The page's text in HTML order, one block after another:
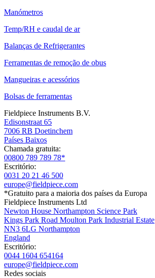
Manómetros
Temp/RH e caudal de ar
Balanças de Refrigerantes
Ferramentas de remoção de obus
Mangueiras e acessórios
Bolsas de ferramentas
Fieldpiece Instruments B.V.
Edisonstraat 65
7006 RB Doetinchem
Países Baixos
Chamada gratuita:
00800 789 789 78*
Escritório:
0031 20 21 46 500
europe@fieldpiece.com
*Gratuito para a maioria dos países da Europa
Fieldpiece Instruments Ltd
Newton House Northampton Science Park
Kings Park Road Moulton Park Industrial Estate
NN3 6LG Northampton
England
Escritório:
0044 1604 654164
europe@fieldpiece.com
Redes sociais